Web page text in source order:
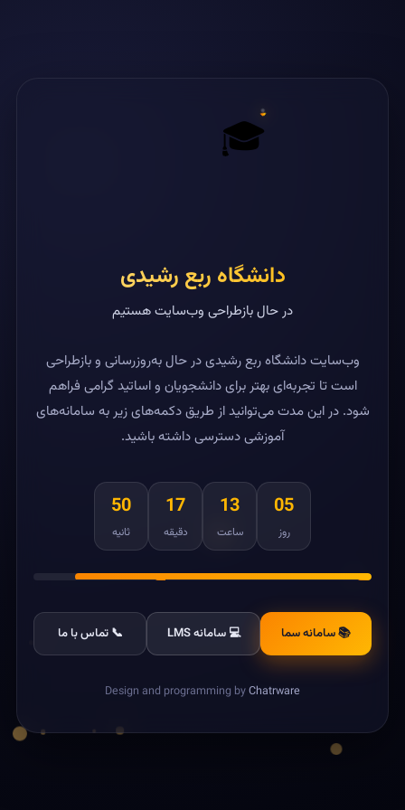
🎓
دانشگاه ربع رشیدی
در حال بازطراحی وب‌سایت هستیم
وب‌سایت دانشگاه ربع رشیدی در حال به‌روزرسانی و بازطراحی
است تا تجربه‌ای بهتر برای دانشجویان و اساتید گرامی فراهم
شود. در این مدت می‌توانید از طریق دکمه‌های زیر به سامانه‌های
آموزشی دسترسی داشته باشید.
05
روز
13
ساعت
17
دقیقه
50
ثانیه
📚 سامانه سما 💻 سامانه LMS 📞 تماس با ما
Design and programming byChatrware